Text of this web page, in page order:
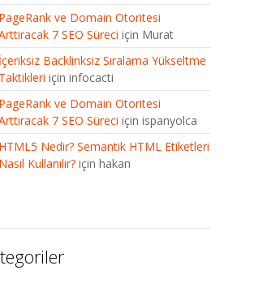
PageRank ve Domain Otoritesi
7 SEO Süreci için Murat
İçeriksiz Backlinksiz Sıralama Yükseltme
Taktikleri için infocacti
PageRank ve Domain Otoritesi
7 SEO Süreci için ispanyolca
HTML5 Nedir? Semantik HTML Etiketleri
Nasıl Kullanılır?için hakan